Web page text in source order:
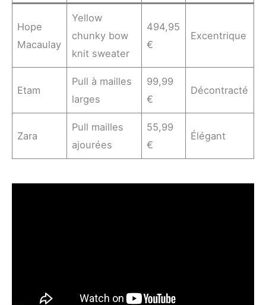
Hope
Macaulay
Yellow
chunky bow
knit sweater
494,95
€
Excentrique
Etam
Pull à mailles
larges
99,99
€
Décontracté
Zara
Pull mailles
ajourées
55,99
€
Élégant